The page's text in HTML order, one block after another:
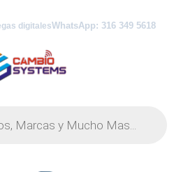
digitalesWhatsApp: 316 349 5618